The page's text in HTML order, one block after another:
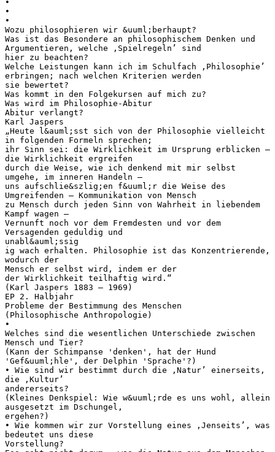
•
•
•
Wozu philosophieren wir &uuml;berhaupt?
Was ist das Besondere an philosophischem Denken und
Argumentieren, welche ‚Spielregeln’ sind
hier zu beachten?
Welche Leistungen kann ich im Schulfach ‚Philosophie’
erbringen; nach welchen Kriterien werden
sie bewertet?
Was kommt in den Folgekursen auf mich zu?
Was wird im Philosophie-Abitur
Abitur verlangt?
Karl Jaspers
„Heute l&auml;sst sich von der Philosophie vielleicht
in folgenden Formeln sprechen;
ihr Sinn sei: die Wirklichkeit im Ursprung erblicken –
die Wirklichkeit ergreifen
durch die Weise, wie ich denkend mit mir selbst
umgehe, im inneren Handeln –
uns aufschlie&szlig;en f&uuml;r die Weise des
Umgreifenden – Kommunikation von Mensch
zu Mensch durch jeden Sinn von Wahrheit in liebendem
Kampf wagen –
Vernunft noch vor dem Fremdesten und vor dem
Versagenden geduldig und
unabl&auml;ssig
ig wach erhalten. Philosophie ist das Konzentrierende,
wodurch der
Mensch er selbst wird, indem er der
der Wirklichkeit teilhaftig wird.“
(Karl Jaspers 1883 – 1969)
EP 2. Halbjahr
Probleme der Bestimmung des Menschen
(Philosophische Anthropologie)
•
Welches sind die wesentlichen Unterschiede zwischen
Mensch und Tier?
(Kann der Schimpanse 'denken', hat der Hund
'Gef&uuml;hle', der Delphin 'Sprache'?)
• Wie sind wir bestimmt durch die ‚Natur’ einerseits,
die ‚Kultur’
andererseits?
(Kleines Denkspiel: Wie w&uuml;rde es uns wohl, allein
ausgesetzt im Dschungel,
ergehen?)
• Wie kommen wir zur Vorstellung eines ‚Jenseits’, was
bedeutet uns diese
Vorstellung?